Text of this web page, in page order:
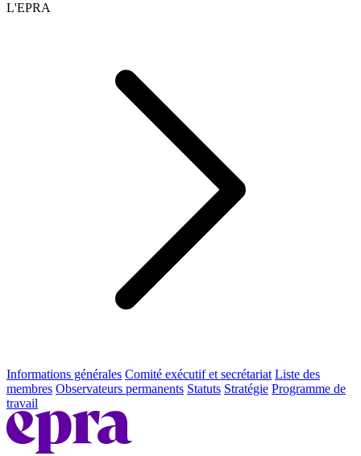
L'EPRA
Informations générales Comité exécutif et secrétariat Liste des
membres Observateurs permanents Statuts Stratégie Programme de
travail